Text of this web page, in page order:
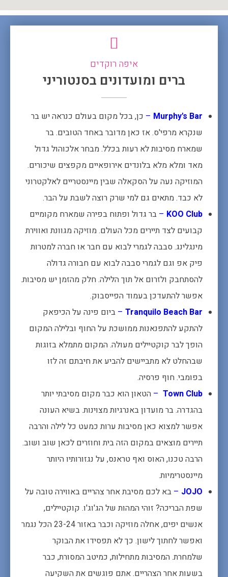
איפה רוקדים
ברים ומועדונים בסנטוריני
Murphy's Bar
– כן, בכל מקום בעולם כנראה יש בר
שנקרא מרפי'ס. אז כאן מדובר באחד הטובים. בר
שמארח מסיבות לא רעות בכלל. מבחר אלכוהול גדול
מאד ומלא מלא בלונדים אירופאיים מקפצים שיכורים.
המוזיקה נעה על הסקאלה שבין מיינסטריים לאלקטרוני
לא כבד. מתאים גם למי שרק רוצה לשבת על הבר.
KOO Club
– בר גדול ופתוח בפירה שמארח מקומיים
קבועים לצד תיירים מכל העולם. מוזיקה מגוונת ואווירת
מינגלינג. סבבה לגמרי לבוא עם חבר או חברה למטרות
פיק אפ וגם לגמרי סבבה לבוא עם חבורה גדולה
להסתחבק ולזרום אל תוך הלילה. חלק מהזמן יש מסיבות.
אפשר להתעדכן בעמוד הפייסבוק.
Tranquilo Beach Bar
– ביום פינה על הכיפאק
להתקע להתפנאנות ממושכת על החוף ובלילה המקום
הופך לבר קוקטיילים מעולה. המקום מתמלא בזוגות
שבהחלט לא מתביישים להביע את חיבתם זה לזו
בפומבי. חוף פרסיה.
Town Club
– הטאון הוא כבר מקום מסיבתי יותר
בהגדרה. בר מועדון באנרגיות מצוינות. בשיא העונה
אפשר למצוא כאן מסיבות ערות כמעט כל לילה והרבה
תיירים מוצאים במקום הזה בית וחוזרים לכאן שוב ושוב.
הרבה טכנו, האוס ואף טראנס, על נגזורותיו היותר
מיינסטרימיות.
JOJO
– בא לכם מסיבת אחר צהריים באווירה טובה על
שפת הבריכה? זוהי המהות של הג'וג'ו. קוקטיילים,
אנשים יפים, אחלה מוזיקה וכבר באזור 23-24 הכל נגמר
ואפשר לחתוך לישון. כך לא תפסידו את הבוקר
שלמחרת. המסיבות מתחילות, כמיטב המסורת, כבר
בשעות אחר הצהריים. אתם פוגשים את השקיעה